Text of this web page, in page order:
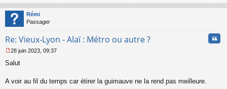
u
au
Rémi
Passager
Re: Vieux-Lyon - Alaï : Métro ou autre ?
e
s
28 juin 2023, 09:37
Salut
A voir au fil du temps car étirer la guimauve ne la rend pas meilleure.